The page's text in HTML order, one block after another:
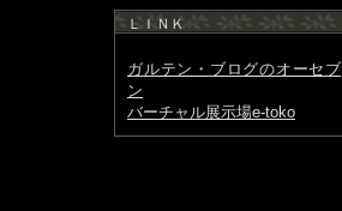
ＬＩＮＫ
ガルテン・ブログのオーセブ
ン
バーチャル展示場e-toko